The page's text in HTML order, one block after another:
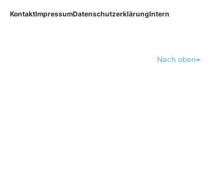
KontaktImpressumDatenschutzerklärungIntern
Nach oben